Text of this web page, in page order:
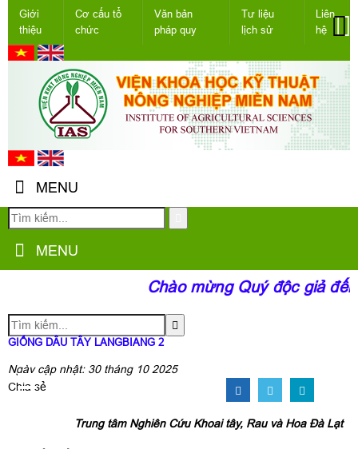
Giới
thiệu
Cơ cấu tổ
chức
Văn bản
pháp quy
Tư liệu
lịch sử
Liên
hệ
MENU
MENU
Chào mừng Quý độc giả
GIỐNG DÂU TÂY LANGBIANG 2
Ngày cập nhật: 30 tháng 10 2025
Chia sẻ
Trung tâm Nghiên Cứu Khoai tây, Rau và Hoa Đà Lạt